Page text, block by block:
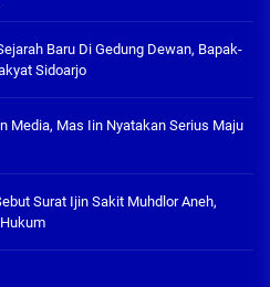
Baru Di Gedung Dewan, Bapak-
Sidoarjo
Media, Mas Iin Nyatakan Serius Maju
Surat Ijin Sakit Muhdlor Aneh,